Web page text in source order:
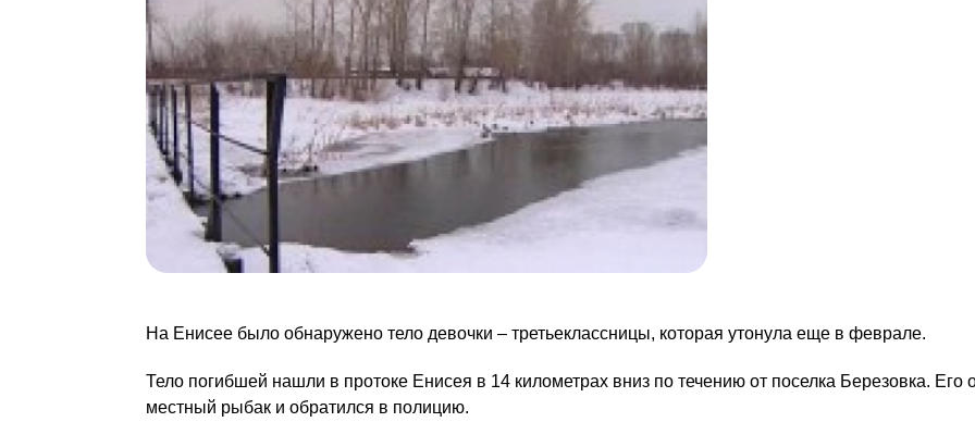
На Енисее было обнаружено тело девочки – третьеклассницы, которая утонула еще в феврале.
Тело погибшей нашли в протоке Енисея в 14 километрах вниз по течению от поселка Березовка. Его
местный рыбак и обратился в полицию.